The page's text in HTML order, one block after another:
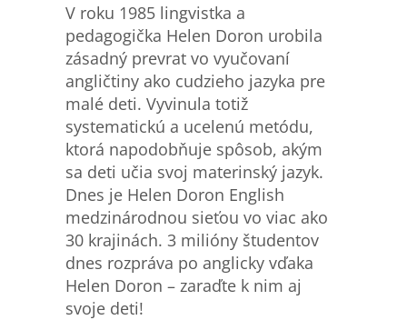
V roku 1985 lingvistka a
pedagogička Helen Doron urobila
zásadný prevrat vo vyučovaní
angličtiny ako cudzieho jazyka pre
malé deti. Vyvinula totiž
systematickú a ucelenú metódu,
ktorá napodobňuje spôsob, akým
sa deti učia svoj materinský jazyk.
Dnes je Helen Doron English
medzinárodnou sieťou vo viac ako
30 krajinách. 3 milióny študentov
dnes rozpráva po anglicky vďaka
Helen Doron – zaraďte k nim aj
svoje deti!